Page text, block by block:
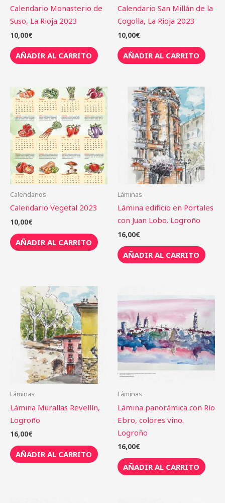
Calendario Monasterio de
Suso, La Rioja 2023
10,00€
AÑADIR AL CARRITO
Calendario San Millán de la
Cogolla, La Rioja 2023
10,00€
AÑADIR AL CARRITO
Calendarios
Calendario Vegetal 2023
10,00€
AÑADIR AL CARRITO
Láminas
Lámina edificio en Portales
con Juan Lobo. Logroño
16,00€
AÑADIR AL CARRITO
Láminas
Lámina Murallas Revellín,
Logroño
16,00€
AÑADIR AL CARRITO
Láminas
Lámina panorámica con Río
Ebro, colores vino.
Logroño
16,00€
AÑADIR AL CARRITO